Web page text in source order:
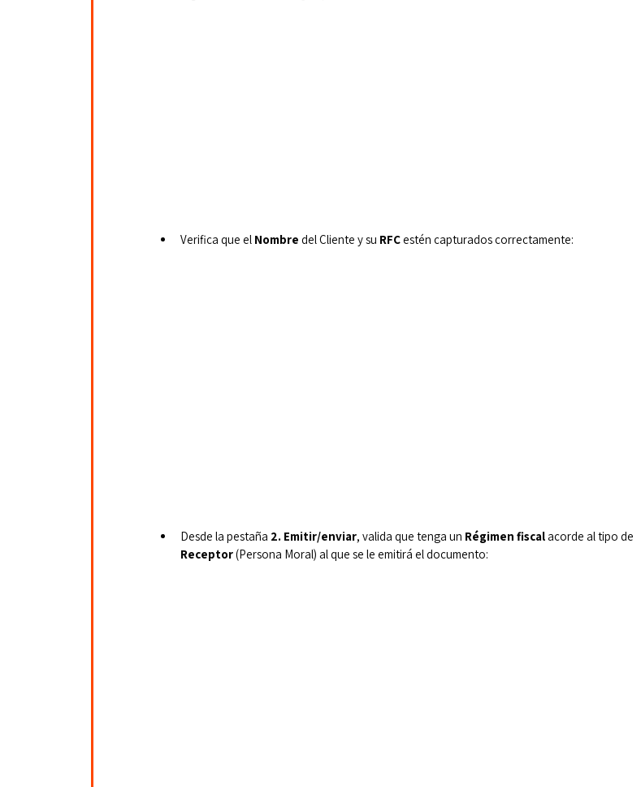
Verifica que el Nombre del Cliente y su RFC estén capturados correctamente:
Desde la pestaña 2. Emitir/enviar, valida que tenga un Régimen fiscal acorde al tipo de
Receptor (Persona Moral) al que se le emitirá el documento: